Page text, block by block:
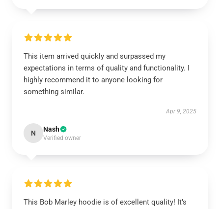
This item arrived quickly and surpassed my
expectations in terms of quality and functionality. I
highly recommend it to anyone looking for
something similar.
Apr 9, 2025
N Nash
Verified owner
This Bob Marley hoodie is of excellent quality! It’s